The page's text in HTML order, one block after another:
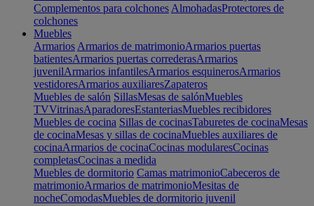
Complementos para colchones AlmohadasProtectores de
colchones
Muebles
Armarios Armarios de matrimonioArmarios puertas
batientesArmarios puertas correderasArmarios
juvenilArmarios infantilesArmarios esquinerosArmarios
vestidoresArmarios auxiliaresZapateros
Muebles de salón SillasMesas de salónMuebles
TVVitrinasAparadoresEstanteriasMuebles recibidores
Muebles de cocina Sillas de cocinasTaburetes de cocinaMesas
de cocinaMesas y sillas de cocinaMuebles auxiliares de
cocinaArmarios de cocinaCocinas modularesCocinas
completasCocinas a medida
Muebles de dormitorio Camas matrimonioCabeceros de
matrimonioArmarios de matrimonioMesitas de
nocheComodasMuebles de dormitorio juvenil